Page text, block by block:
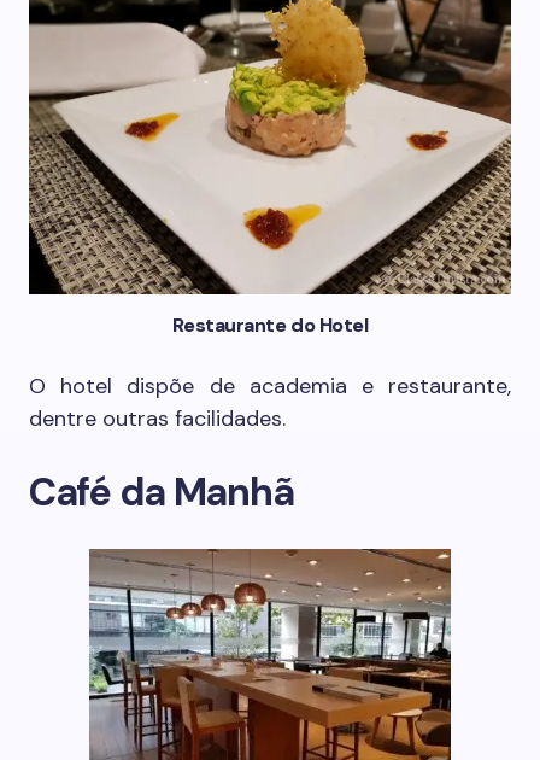
Restaurante do Hotel
O hotel dispõe de academia e restaurante,
dentre outras facilidades.
Café da Manhã